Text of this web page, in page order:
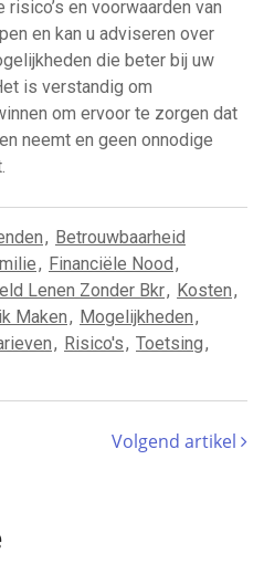
en voorwaarden van
en kan u adviseren over
die beter bij uw
is verstandig om
om ervoor te zorgen dat
neemt en geen onnodige
, Betrouwbaarheid
, Financiële Nood,
Lenen Zonder Bkr, Kosten,
Maken, Mogelijkheden,
, Risico's, Toetsing,
Volgend artikel